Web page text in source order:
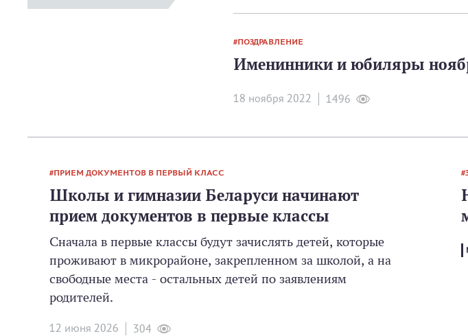
ПОЗДРАВЛЕНИЕ
Именинники и юбиляры
18 ноября 2022 1496
ПРИЕМ ДОКУМЕНТОВ В ПЕРВЫЙ КЛАСС
Школы и гимназии Беларуси начинают
прием документов в первые классы
Сначала в первые классы будут зачислять детей, которые
проживают в микрорайоне, закрепленном за школой, а на
свободные места - остальных детей по заявлениям
родителей.
12 июня 2026 304